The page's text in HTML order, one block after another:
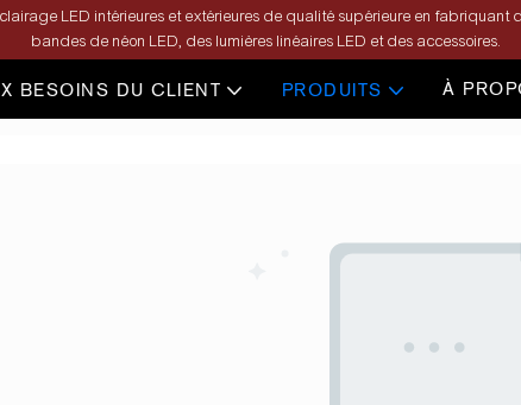
LED intérieures et extérieures de qualité supérieure en
bandes de néon LED, des lumières linéaires LED et des accessoires.
BESOINS DU CLIENT PRODUITS À